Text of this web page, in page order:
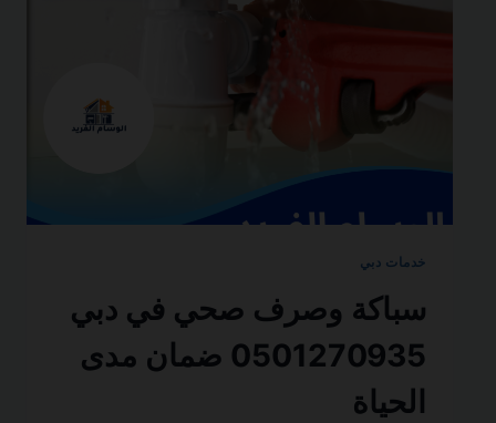
خدمات دبي
سباكة وصرف صحي في دبي
0501270935 ضمان مدى
الحياة